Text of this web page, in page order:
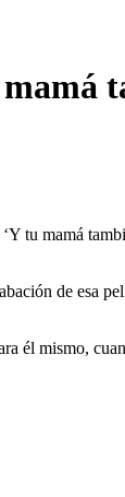
tu mamá
de esa
él mismo,